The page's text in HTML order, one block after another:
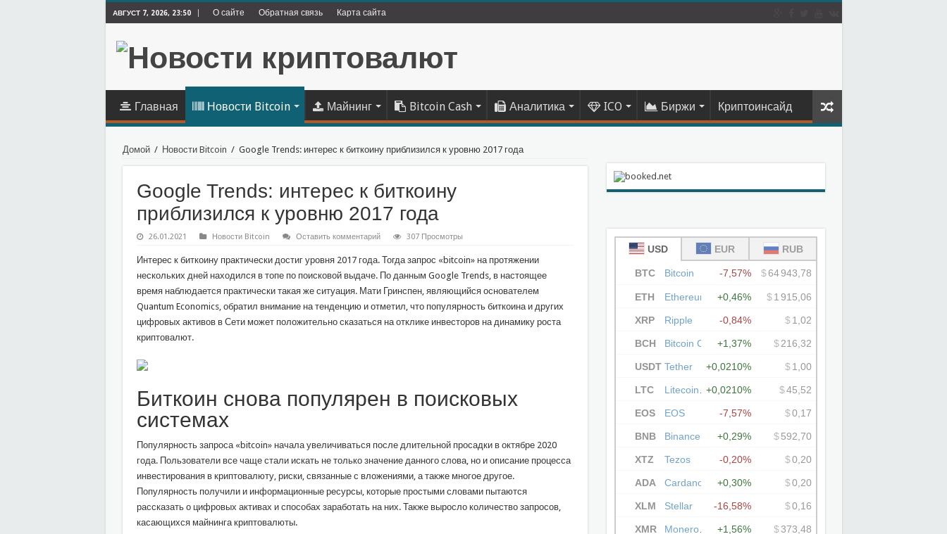
АВГУСТ 7, 2026, 23:50 О сайте Обратная связь Карта сайта
Главная Новости Bitcoin Майнинг Bitcoin Cash Аналитика ICO Биржи Криптоинсайд
Домой / Новости Bitcoin / Google Trends: интерес к биткоину приблизился к уровню 2017 года
Google Trends: интерес к биткоину
приблизился к уровню 2017 года
26.01.2021 Новости Bitcoin Оставить комментарий 307 Просмотры
Интерес к биткоину практически достиг уровня 2017 года. Тогда запрос «bitcoin» на протяжении
нескольких дней находился в топе по поисковой выдаче. По данным Google Trends, в настоящее
время наблюдается практически такая же ситуация. Мати Гринспен, являющийся основателем
Quantum Economics, обратил внимание на тенденцию и отметил, что популярность биткоина и других
цифровых активов в Сети может положительно сказаться на отклике инвесторов на динамику роста
криптовалют.
Биткоин снова популярен в поисковых
системах
Популярность запроса «bitcoin» начала увеличиваться после длительной просадки в октябре 2020
года. Пользователи все чаще стали искать не только значение данного слова, но и описание процесса
инвестирования в криптовалюту, риски, связанные с вложениями, а также многое другое.
Популярность получили и информационные ресурсы, которые простыми словами пытаются
рассказать о цифровых активах и способах заработать на них. Также выросло количество запросов,
касающихся майнинга криптовалюты.